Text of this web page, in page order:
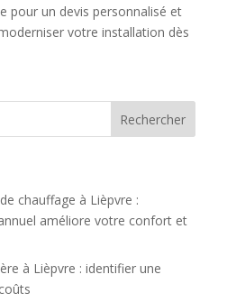
pour un devis personnalisé et
votre installation dès
chauffage à Lièpvre :
améliore votre confort et
à Lièpvre : identifier une